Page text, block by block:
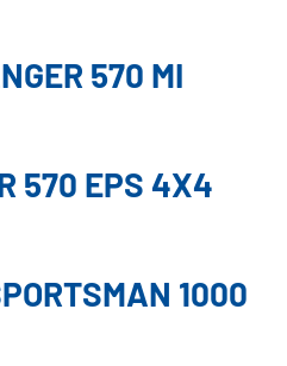
570 MI
570 EPS 4X4
1000